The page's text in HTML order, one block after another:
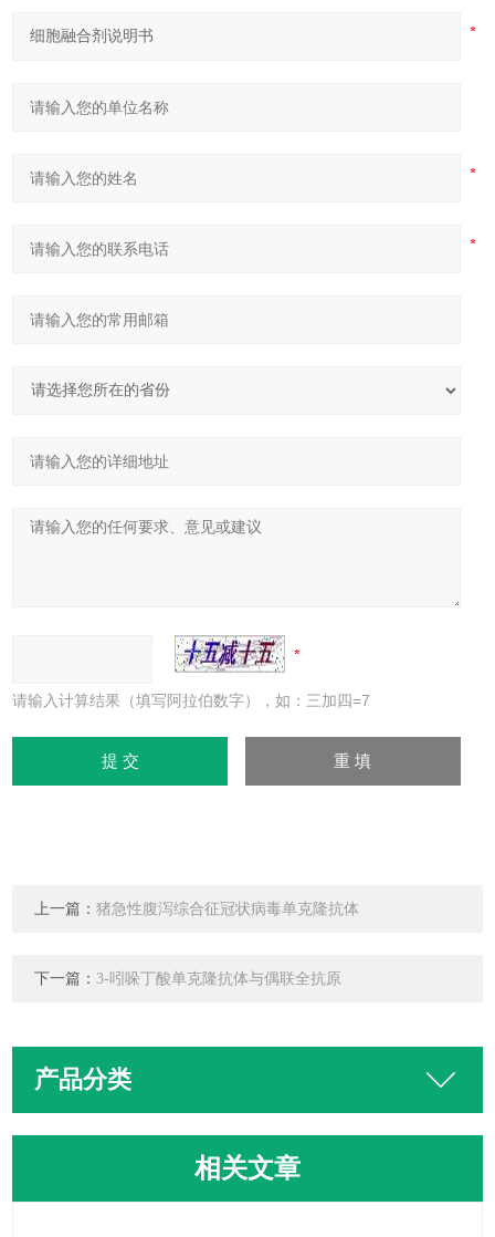
请输入计算结果（填写阿拉伯数字），如：三加四=7
上一篇：猪急性腹泻综合征冠状病毒单克隆抗体
下一篇：3-吲哚丁酸单克隆抗体与偶联全抗原
产品分类
相关文章